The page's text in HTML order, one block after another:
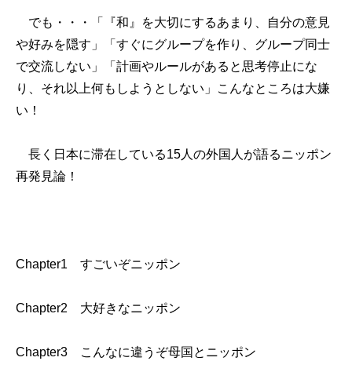
でも・・・「『和』を大切にするあまり、自分の意見
や好みを隠す」「すぐにグループを作り、グループ同士
で交流しない」「計画やルールがあると思考停止にな
り、それ以上何もしようとしない」こんなところは大嫌
い！
長く日本に滞在している15人の外国人が語るニッポン
再発見論！
Chapter1 すごいぞニッポン
Chapter2 大好きなニッポン
Chapter3 こんなに違うぞ母国とニッポン